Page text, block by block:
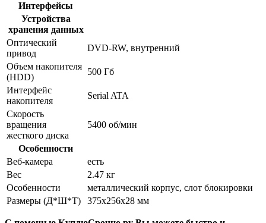
Интерфейсы
Устройства
хранения данных
Оптический
привод
DVD-RW, внутренний
Объем накопителя
(HDD)
500 Гб
Интерфейс
накопителя
Serial ATA
Скорость
вращения
жесткого диска
5400 об/мин
Особенности
Веб-камера
есть
Вес
2.47 кг
Особенности
металлический корпус, слот блокировки
Размеры (Д*Ш*Т)
375x256x28 мм